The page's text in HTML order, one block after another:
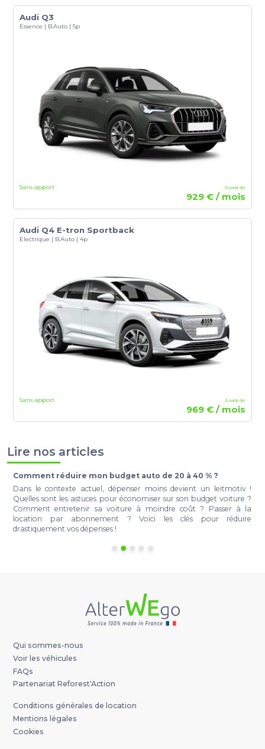
Audi Q3
Essence | B.Auto | 5p
Sans apport À partir de
929 € / mois
Audi Q4 E-tron Sportback
Electrique | B.Auto | 4p
Sans apport À partir de
969 € / mois
Lire nos articles
Comment réduire mon budget auto de 20 à 40 % ?
Dans le contexte actuel, dépenser moins devient un leitmotiv !
Quelles sont les astuces pour économiser sur son budget voiture ?
Comment entretenir sa voiture à moindre coût ? Passer à la
location par abonnement ? Voici les clés pour réduire
drastiquement vos dépenses !
Qui sommes-nous
Voir les véhicules
FAQs
Partenariat Reforest'Action
Conditions générales de location
Mentions légales
Cookies